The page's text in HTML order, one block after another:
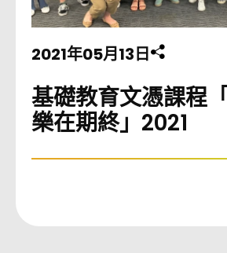
2021年05月13日 分享此頁至
基礎教育文憑課程
樂在期終」2021